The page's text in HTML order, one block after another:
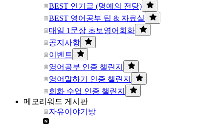
BEST 인기글 (명예의 전당)
BEST 영어공부 팁 & 자료실
매일 1문장 초보영어회화
공지사항
이벤트
영어공부 인증 챌린지
영어말하기 인증 챌린지
회화 수업 인증 챌린지
메모리워드 게시판
자유이야기방